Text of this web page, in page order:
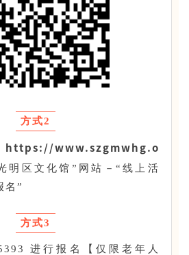
方式2
https://www.szgmwhg.o
明区文化馆”网站－“线上活
名”
方式3
进行报名【仅限老年人